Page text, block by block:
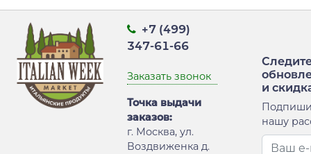
+7 (499)
347-61-66
Заказать звонок
Точка выдачи
заказов:
г. Москва, ул.
Воздвиженка д.
и
нашу